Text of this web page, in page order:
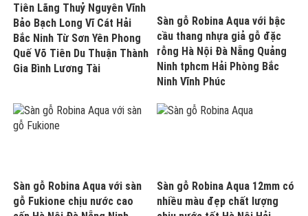
Tiên Lãng Thuỷ Nguyên Vĩnh
Bảo Bạch Long Vĩ Cát Hải
Bắc Ninh Từ Sơn Yên Phong
Quế Võ Tiên Du Thuận Thành
Gia Bình Lương Tài
Sàn gỗ Robina Aqua với bậc
cầu thang nhựa giả gỗ đặc
rỗng Hà Nội Đà Nẵng Quảng
Ninh tphcm Hải Phòng Bắc
Ninh Vĩnh Phúc
Sàn gỗ Robina Aqua với sàn
gỗ Fukione chịu nước cao
Sàn gỗ Robina Aqua 12mm có
nhiều màu đẹp chất lượng